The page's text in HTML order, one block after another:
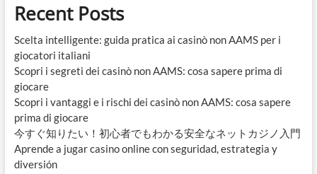
Recent Posts
Scelta intelligente: guida pratica ai casinò non AAMS per i
giocatori italiani
Scopri i segreti dei casinò non AAMS: cosa sapere prima di
giocare
Scopri i vantaggi e i rischi dei casinò non AAMS: cosa sapere
prima di giocare
今すぐ知りたい！初心者でもわかる安全なネットカジノ入門
Aprende a jugar casino online con seguridad, estrategia y
diversión